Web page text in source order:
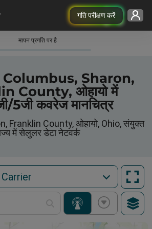
गति परीक्षण करें
मापन प्रगति पर है
Columbus, Sharon,
County, ओहायो में
5जी कवरेज मानचित्र
Franklin County, ओहायो, Ohio, संयुक्त
में सेलुलर डेटा नेटवर्क